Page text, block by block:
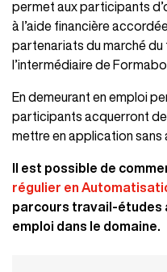
permet aux participants
à l’aide financière
partenariats du marché du
l’intermédiaire de
En demeurant en emploi
participants acquerront
mettre en application sans
Il est possible de
régulier en
parcours travail-études
emploi dans le domaine.